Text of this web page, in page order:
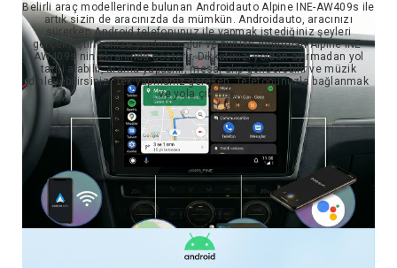
Belirli araç modellerinde bulunan Androidauto Alpine INE-AW409s ile
artık sizin de aracınızda da mümkün. Androidauto, aracınızı
sürerken Android telefonunuz ile yapmak istediğiniz şeyleri
gerçekleştirmenize yardımcı olur ve bunları doğrudan Alpine INE-
AW409s nin ekranında gösterir. Dikkatinizi yoldan ayırmadan yol
tarifi alabilir, arama yapabilir, mesaj alıp gönderebilir ve müzik
dinleyebilirsiniz. Tek yapmanız gereken, Telefonunuzla bağlanmak
ve yola çıkmak.